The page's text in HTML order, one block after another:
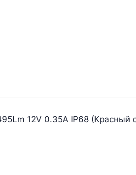
12V 0.35A IP68 (Красный